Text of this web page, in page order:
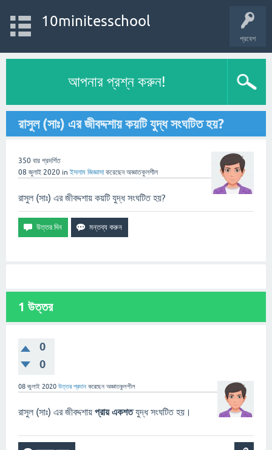
প্রবেশ
10minitesschool
আপনার প্রশ্ন করুন!
রাসুল (সাঃ) এর জীবদ্দশায় কয়টি যুদ্ধ সংঘটিত হয়?
350 বার প্রদর্শিত
08 জুলাই 2020 in ইসলাম জিজ্ঞাসা করেছেনঅজ্ঞাতকুলশীল
রাসুল (সাঃ) এর জীবদ্দশায় কয়টি যুদ্ধ সংঘটিত হয়?
1 উত্তর
0
0
08 জুলাই 2020 উত্তর প্রদান করেছেন অজ্ঞাতকুলশীল
রাসুল (সাঃ) এর জীবদ্দশায় প্রায় একশতযুদ্ধ সংঘটিত হয়।